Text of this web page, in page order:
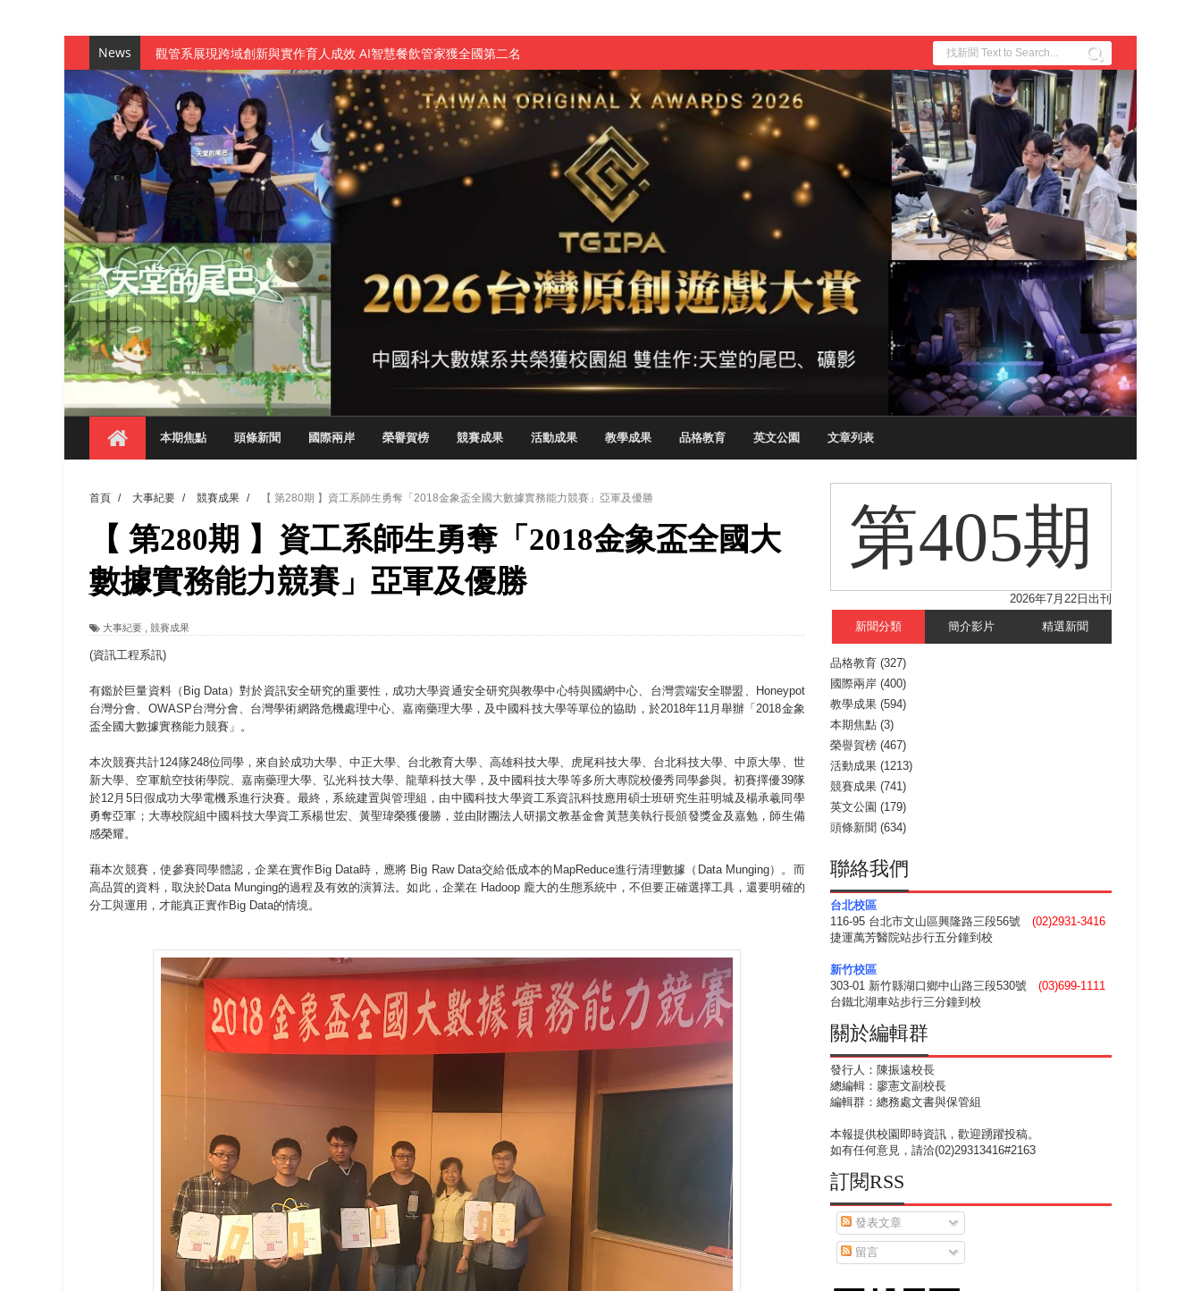
News
觀管系展現跨域創新與實作育人成效 AI智慧餐飲管家獲全國第二名
學務處舉辦「董事長『聊』心室」 上官董事長與青年學子溫馨對談 傳遞品格與智慧力量
成人之美成就學生夢想 菁英學程陪伴財金系學生蛻變成金融新星
金曲陣容強勢進駐！中國科大原民音樂成果展 燃爆傳統與現代
數媒系《天堂的尾巴》、《礦影》勇奪台灣原創遊戲大賞雙佳作
師生攜手磨練一個月！觀管系榮獲天籟盃全國大專廣播詞競賽英文組佳作
一銀彭仁主中國科大開講 解密AI時代的金融轉型與數位正義
通識教育中心主辦「114學年度AI英文自我介紹比賽」成績出爐
數據後的溫度：財金系傑出校友共議「人文素養」 點亮智慧金融時代的跨域新局
森城建設股份有限公司捐贈 嘉惠行管系莘莘學子
產學合作新里程！財金系師生參訪中租控股 探索金融實習優勢
英文公園 315期
【 第404期 】影視系榮獲59屆美國休士頓國際影展最高榮譽白金獎
【 第404期 】你抓得到我嗎？數媒系VR新創遊戲抱回金點新秀獎
【 第404期 】探索空間設計解方 室設系學子於 2026 TSID 提出具體舊建築再利用提案
【 第404期 】從創意到實踐 數媒系學生於技專校院電腦動畫競賽嶄露頭角
【 第404期 】以品格奠基、用領導領航：中國科大雙校區學生會全國賽勇奪佳績
【 第404期 】此夏，向未來！ 中國科大新竹畢典青銀共學、逐夢啟航
領航AI創先例！ 數媒系錄音室獲「杜比全景聲」與「Wwise」雙認證
本期焦點 頭條新聞 國際兩岸 榮譽賀榜 競賽成果 活動成果 教學成果 品格教育 英文公園 文章列表
首頁 / 大事紀要 / 競賽成果 / 【 第280期 】資工系師生勇奪「2018金象盃全國大數據實務能力競賽」亞軍及優勝
【 第280期 】資工系師生勇奪「2018金象盃全國大
數據實務能力競賽」亞軍及優勝
大事紀要 競賽成果
(資訊工程系訊)
有鑑於巨量資料（Big Data）對於資訊安全研究的重要性，成功大學資通安全研究與教學中心特與國網中心、台灣雲端安全聯盟、Honeypot
台灣分會、OWASP台灣分會、台灣學術網路危機處理中心、嘉南藥理大學，及中國科技大學等單位的協助，於2018年11月舉辦「2018金象
盃全國大數據實務能力競賽」。
本次競賽共計124隊248位同學，來自於成功大學、中正大學、台北教育大學、高雄科技大學、虎尾科技大學、台北科技大學、中原大學、世
新大學、空軍航空技術學院、嘉南藥理大學、弘光科技大學、龍華科技大學，及中國科技大學等多所大專院校優秀同學參與。初賽擇優39隊
於12月5日假成功大學電機系進行決賽。最終，系統建置與管理組，由中國科技大學資工系資訊科技應用碩士班研究生莊明城及楊承羲同學
勇奪亞軍；大專校院組中國科技大學資工系楊世宏、黃聖瑋榮獲優勝，並由財團法人研揚文教基金會黃慧美執行長頒發獎金及嘉勉，師生備
感榮耀。
藉本次競賽，使參賽同學體認，企業在實作Big Data時，應將 Big Raw Data交給低成本的MapReduce進行清理數據（Data Munging）。而
高品質的資料，取決於Data Munging的過程及有效的演算法。如此，企業在 Hadoop 龐大的生態系統中，不但要正確選擇工具，還要明確的
分工與運用，才能真正實作Big Data的情境。
第405期
2026年7月22日出刊
新聞分類 簡介影片 精選新聞
品格教育 (327)
國際兩岸 (400)
教學成果 (594)
本期焦點 (3)
榮譽賀榜 (467)
活動成果 (1213)
競賽成果 (741)
英文公園 (179)
頭條新聞 (634)
聯絡我們
台北校區
116-95 台北市文山區興隆路三段56號 (02)2931-3416
捷運萬芳醫院站步行五分鐘到校
新竹校區
303-01 新竹縣湖口鄉中山路三段530號 (03)699-1111
台鐵北湖車站步行三分鐘到校
關於編輯群
發行人：陳振遠校長
總編輯：廖憲文副校長
編輯群：總務處文書與保管組
本報提供校園即時資訊，歡迎踴躍投稿。
如有任何意見，請洽(02)29313416#2163
訂閱RSS
發表文章
留言